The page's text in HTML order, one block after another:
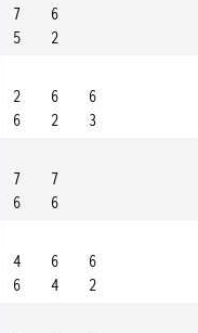
7
5
6
2
2
6
6
2
6
3
7
6
7
6
4
6
6
4
6
2